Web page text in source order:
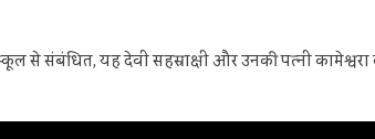
से संबंधित, यह देवी सहस्राक्षी और उनकी पत्नी